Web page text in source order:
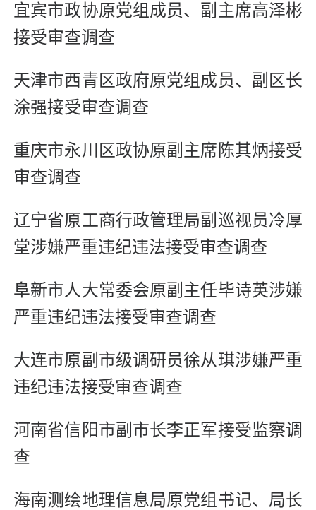
宜宾市政协原党组成员、副主席高泽彬
接受审查调查
天津市西青区政府原党组成员、副区长
涂强接受审查调查
重庆市永川区政协原副主席陈其炳接受
审查调查
辽宁省原工商行政管理局副巡视员冷厚
堂涉嫌严重违纪违法接受审查调查
阜新市人大常委会原副主任毕诗英涉嫌
严重违纪违法接受审查调查
大连市原副市级调研员徐从琪涉嫌严重
违纪违法接受审查调查
河南省信阳市副市长李正军接受监察调
查
海南测绘地理信息局原党组书记、局长